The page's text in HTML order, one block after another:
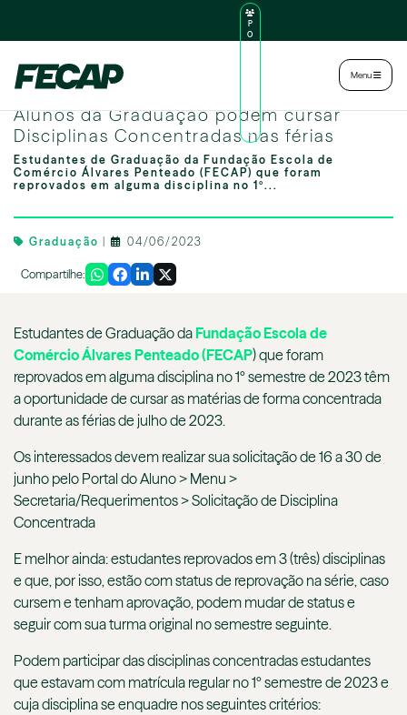
P
O
U
N
O
Menu
Alunos da Graduação podem cursar
Disciplinas Concentradas nas férias
Estudantes de Graduação da Fundação Escola de
Comércio Álvares Penteado (FECAP) que foram
reprovados em alguma disciplina no 1º...
Graduação 04/06/2023
Compartilhe:
Estudantes de Graduação daFundação Escola de
Comércio Álvares Penteado (FECAP) que foram
reprovados em alguma disciplina no 1º semestre de 2023 têm
a oportunidade de cursar as matérias de forma concentrada
durante as férias de julho de 2023.
Os interessados devem realizar sua solicitação de 16 a 30 de
junho pelo Portal do Aluno > Menu >
Secretaria/Requerimentos > Solicitação de Disciplina
Concentrada
E melhor ainda: estudantes reprovados em 3 (três) disciplinas
e que, por isso, estão com status de reprovação na série, caso
cursem e tenham aprovação, podem mudar de status e
seguir com sua turma original no semestre seguinte.
Podem participar das disciplinas concentradas estudantes
que estavam com matrícula regular no 1º semestre de 2023 e
cuja disciplina se enquadre nos seguintes critérios: